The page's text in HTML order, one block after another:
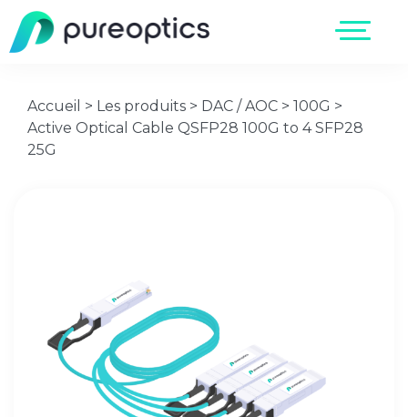
Accueil > Les produits > DAC / AOC > 100G >
Active Optical Cable QSFP28 100G to 4 SFP28
25G